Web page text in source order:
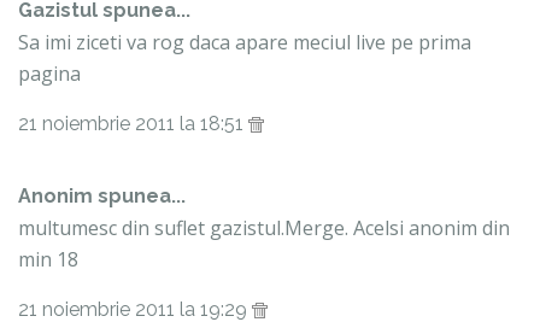
Gazistul spunea...
Sa imi ziceti va rog daca apare meciul live pe prima
pagina
21 noiembrie 2011 la 18:51
Anonim spunea...
multumesc din suflet gazistul.Merge. Acelsi anonim din
min 18
21 noiembrie 2011 la 19:29